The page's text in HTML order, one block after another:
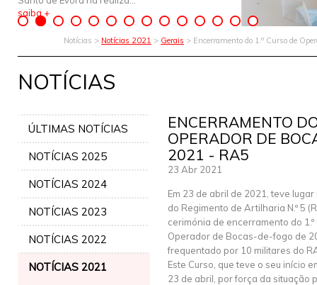
saiba +
Notícias > Notícias 2021 > Gerais > Encerramento do 1.º Curso de
NOTÍCIAS
ÚLTIMAS NOTÍCIAS
NOTÍCIAS 2025
NOTÍCIAS 2024
NOTÍCIAS 2023
NOTÍCIAS 2022
NOTÍCIAS 2021
ENCERRAMENTO
OPERADOR DE
2021 - RA5
23 Abr 2021
Em 23 de abril de 2021, teve
do Regimento de Artilharia N.º 5
cerimónia de encerramento do 1.º
Operador de Bocas-de-fogo de
frequentado por 10 militares do
Este Curso, que teve o seu início
23 de abril, por força da situação